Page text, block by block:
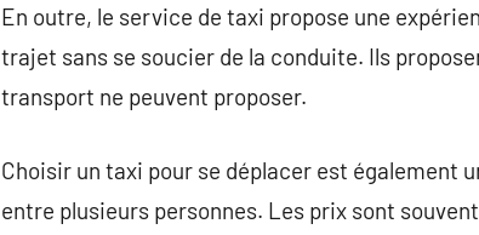
En outre, le service de taxi propose une
trajet sans se soucier de la conduite. Ils
transport ne peuvent proposer.
Choisir un taxi pour se déplacer est également
entre plusieurs personnes. Les prix sont